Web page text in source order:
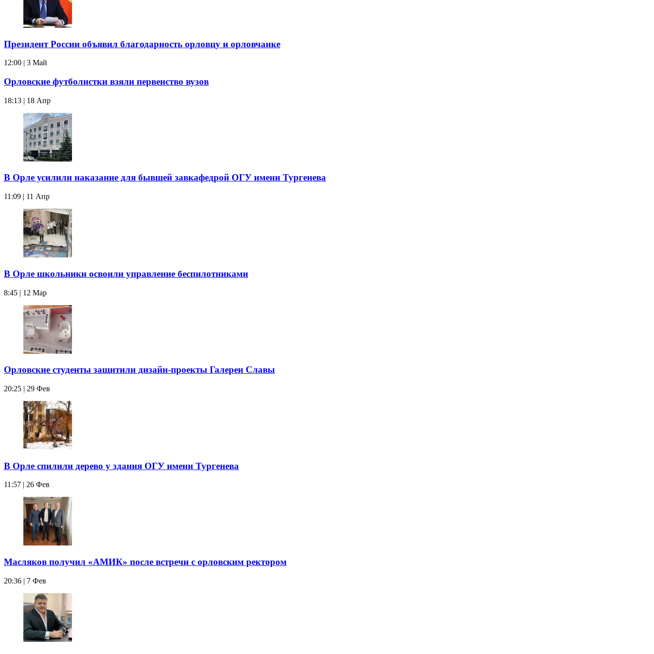
Президент России объявил благодарность орловцу и орловчанке
12:00 | 3 Май
Орловские футболистки взяли первенство вузов
18:13 | 18 Апр
В Орле усилили наказание для бывшей завкафедрой ОГУ имени Тургенева
11:09 | 11 Апр
В Орле школьники освоили управление беспилотниками
8:45 | 12 Мар
Орловские студенты защитили дизайн-проекты Галереи Славы
20:25 | 29 Фев
В Орле спилили дерево у здания ОГУ имени Тургенева
11:57 | 26 Фев
Масляков получил «АМИК» после встречи с орловским ректором
20:36 | 7 Фев